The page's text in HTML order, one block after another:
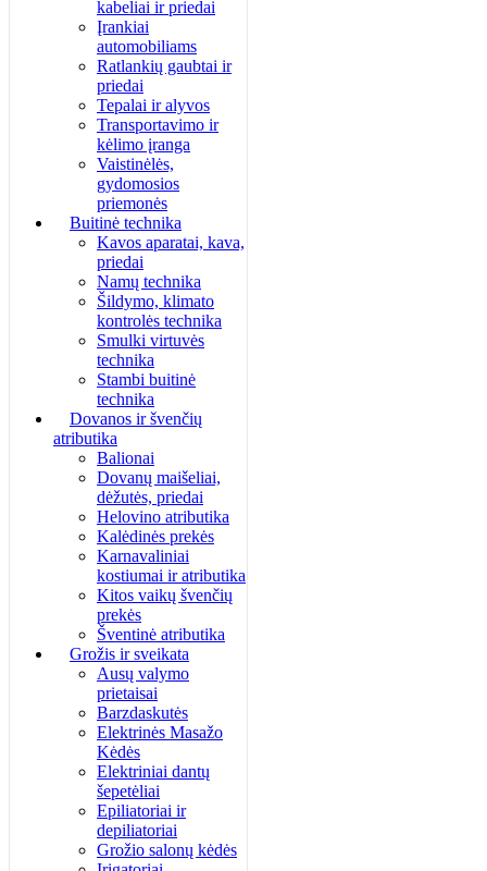
kabeliai ir priedai
Įrankiai
automobiliams
Ratlankių gaubtai ir
priedai
Tepalai ir alyvos
Transportavimo ir
kėlimo įranga
Vaistinėlės,
gydomosios
priemonės
Buitinė technika
Kavos aparatai, kava,
priedai
Namų technika
Šildymo, klimato
kontrolės technika
Smulki virtuvės
technika
Stambi buitinė
technika
Dovanos ir švenčių
atributika
Balionai
Dovanų maišeliai,
dėžutės, priedai
Helovino atributika
Kalėdinės prekės
Karnavaliniai
kostiumai ir atributika
Kitos vaikų švenčių
prekės
Šventinė atributika
Grožis ir sveikata
Ausų valymo
prietaisai
Barzdaskutės
Elektrinės Masažo
Kėdės
Elektriniai dantų
šepetėliai
Epiliatoriai ir
depiliatoriai
Grožio salonų kėdės